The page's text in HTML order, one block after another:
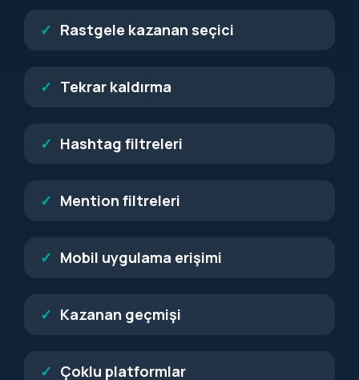
Rastgele kazanan seçici
Tekrar kaldırma
Hashtag filtreleri
Mention filtreleri
Mobil uygulama erişimi
Kazanan geçmişi
Çoklu platformlar